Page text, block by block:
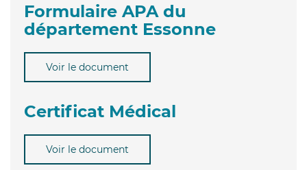
Formulaire APA du
département Essonne
Voir le document
Certificat Médical
Voir le document